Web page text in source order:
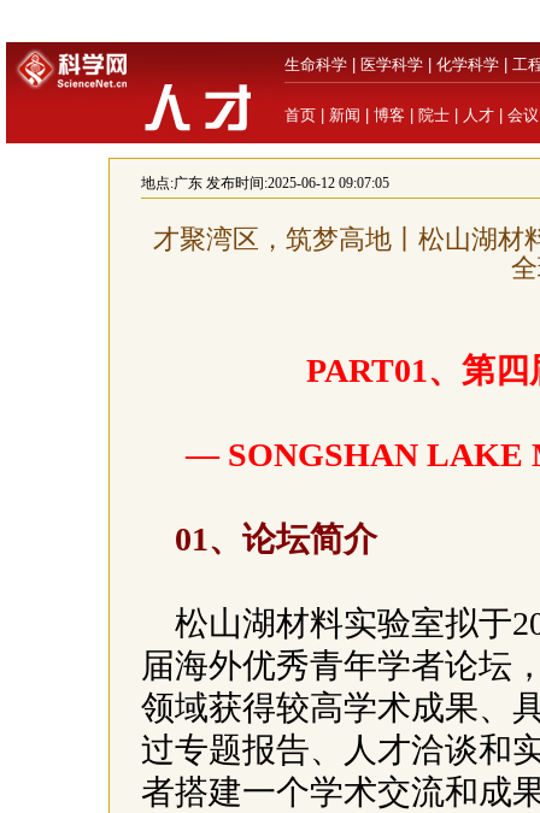
生命科学 医学科学 化学科学 工
首页 新闻 博客 院士 人才 会议
地点:广东发布时间:2025-06-12 09:07:05
才聚湾区，筑梦高地丨松山湖材
PART01、 第四
— SONGSHAN
01、论坛简介
松山湖材料实验室拟于
届海外优秀青年学者论坛
领域获得较高学术成果、
过专题报告、人才洽谈和
者搭建一个学术交流和成